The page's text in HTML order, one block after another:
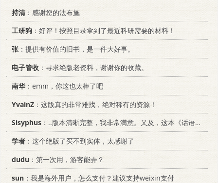
持清：感谢您的法布施
工研狗 ：好评！按照目录拿到了最近科研需要的材料！
张：提供有价值的旧书，是一件大好事。
电子管收 ：寻求绝版老资料，谢谢你的收藏。
南华：emm，你这也太棒了吧
YvainZ ：这版真的非常难找，绝对稀有的资源！
Sisyphus ：..版本清晰完整，我非常满意。又及，这本《话语的真相》...
学者 ：这个绝版了买不到实体，太感谢了
dudu ：第一次用，游客能弄？
sun ：我是海外用户，怎么支付？建议支持weixin支付